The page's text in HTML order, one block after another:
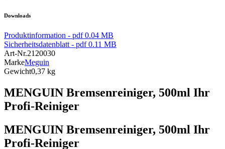
Downloads
Produktinformation - pdf 0.04 MB
Sicherheitsdatenblatt - pdf 0.11 MB
Art-Nr.2120030
MarkeMeguin
Gewicht0,37 kg
MENGUIN Bremsenreiniger, 500ml Ihr
Profi-Reiniger
MENGUIN Bremsenreiniger, 500ml Ihr
Profi-Reiniger